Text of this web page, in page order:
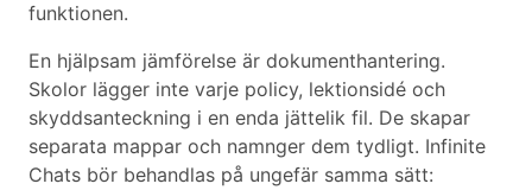
funktionen.
En hjälpsam jämförelse är dokumenthantering.
Skolor lägger inte varje policy, lektionsidé och
skyddsanteckning i en enda jättelik fil. De skapar
separata mappar och namnger dem tydligt. Infinite
Chats bör behandlas på ungefär samma sätt: